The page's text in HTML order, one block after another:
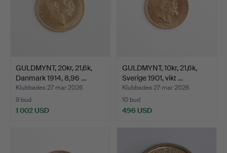
GULDMYNT, 20kr, 21,6k,
Danmark 1914, 8,96 …
Klubbades 27 mar 2026
9 bud
1 002 USD
GULDMYNT, 10kr, 21,6k,
Sverige 1901, vikt …
Klubbades 27 mar 2026
10 bud
496 USD